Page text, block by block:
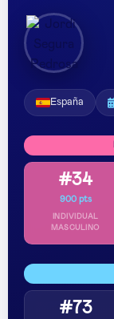
España
#34
900 pts
INDIVIDUAL
MASCULINO
#73